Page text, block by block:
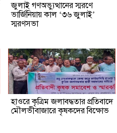
জুলাই গণঅভ্যুত্থানের স্মরণে
ভার্জিনিয়ায় কাল ‘৩৬ জুলাই’
স্মরণসভা
হাওরে কৃত্রিম জলাবদ্ধতার প্রতিবাদে
মৌলভীবাজারে কৃষকদের বিক্ষোভ